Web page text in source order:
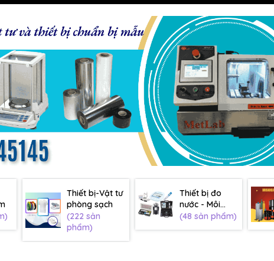
Thiết bị-Vật tư
phòng sạch
(222 sản
phẩm)
Thiết bị đo
nước - Môi
trường
(48 sản phẩm)